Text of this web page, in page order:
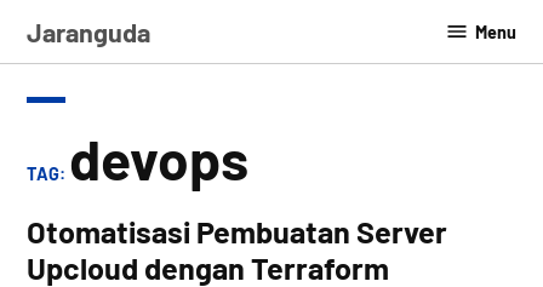
Jaranguda Menu
TAG: devops
Otomatisasi Pembuatan Server
Upcloud dengan Terraform